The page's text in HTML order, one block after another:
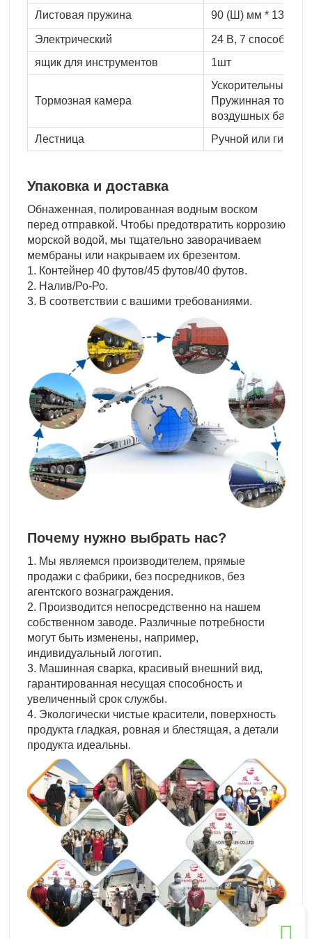
Листовая пружина 90 (Ш) мм * 13/16
Электрический
24 В, 7 способов
ящик для инструментов
1шт
Тормозная камера
Ускорительный
Пружинная
воздушных
Лестница
Ручной или
Упаковка и доставка
Обнаженная, полированная водным воском
перед отправкой. Чтобы предотвратить коррозию
морской водой, мы тщательно заворачиваем
мембраны или накрываем их брезентом.
1. Контейнер 40 футов/45 футов/40 футов.
2. Налив/Ро-Ро.
3. В соответствии с вашими требованиями.
Почему нужно выбрать нас?
1. Мы являемся производителем, прямые
продажи с фабрики, без посредников, без
агентского вознаграждения.
2. Производится непосредственно на нашем
собственном заводе. Различные потребности
могут быть изменены, например,
индивидуальный логотип.
3. Машинная сварка, красивый внешний вид,
гарантированная несущая способность и
увеличенный срок службы.
4. Экологически чистые красители, поверхность
продукта гладкая, ровная и блестящая, а детали
продукта идеальны.